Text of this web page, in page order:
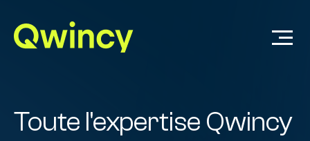
Toute l'expertise Qwincy